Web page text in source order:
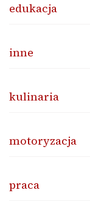
edukacja
inne
kulinaria
motoryzacja
praca